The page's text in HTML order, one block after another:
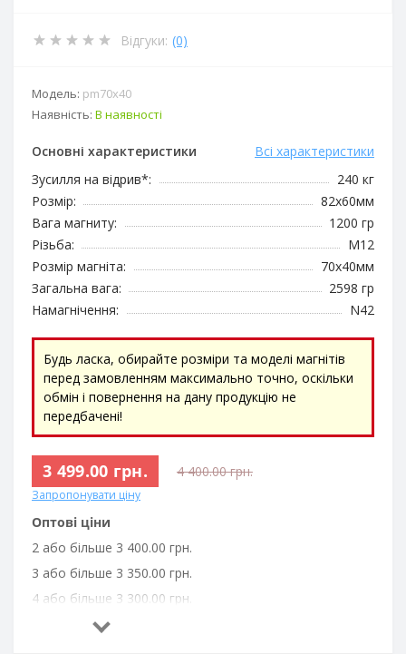
Відгуки: (0)
Модель: pm70x40
Наявність: В наявності
Основні характеристики
Всі характеристики
Зусилля на відрив*:
240 кг
Розмір:
82х60мм
Вага магниту:
1200 гр
Різьба:
М12
Розмір магніта:
70х40мм
Загальна вага:
2598 гр
Намагнічення:
N42
Будь ласка, обирайте розміри та моделі магнітів
перед замовленням максимально точно, оскільки
обмін і повернення на дану продукцію не
передбачені!
3 499.00 грн. 4 400.00 грн.
Запропонувати ціну
Оптові ціни
2 або більше 3 400.00 грн.
3 або більше 3 350.00 грн.
4 або більше 3 300.00 грн.
6 або більше 3 250.00 грн.